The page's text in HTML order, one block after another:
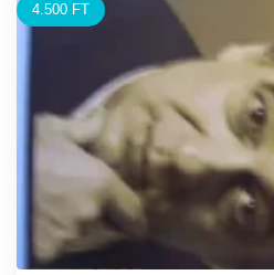
4.500 FT